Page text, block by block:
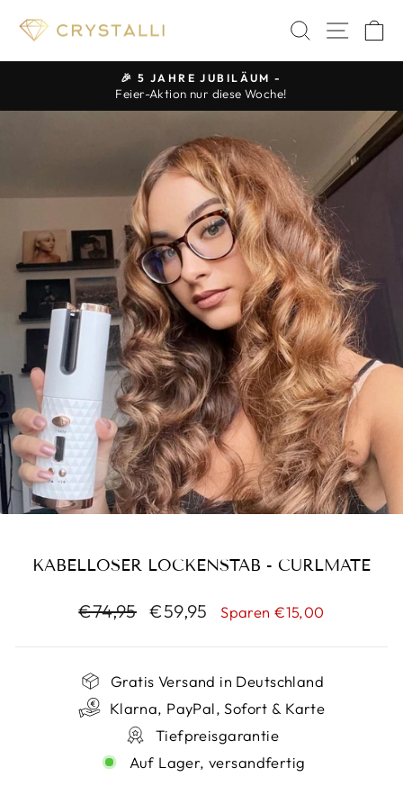
zum
SUCHE
Pause
🎉 5 JAHRE JUBILÄUM -
Feier-Aktion nur diese Woche!
KABELLOSER LOCKENSTAB - CURLMATE
Normaler
€74,95 Sonderpreis
€59,95 Sparen €15,00
Gratis Versand in Deutschland
Klarna, PayPal, Sofort & Karte
Tiefpreisgarantie
Auf Lager, versandfertig